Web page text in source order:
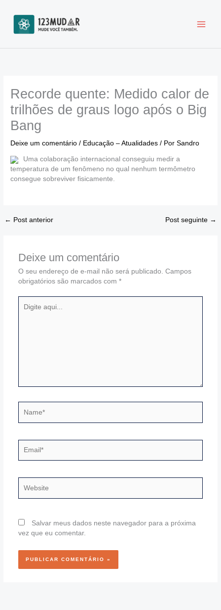
para
conteúdo
Recorde quente: Medido calor de
trilhões de graus logo após o Big
Bang
Deixe um comentário / Educação – Atualidades / PorSandro
Uma colaboração internacional conseguiu medir a
temperatura de um fenômeno no qual nenhum termômetro
consegue sobreviver fisicamente.
← Post anterior Post seguinte →
Deixe um comentário
O seu endereço de e-mail não será publicado. Campos
obrigatórios são marcados com *
aqui...
Salvar meus dados neste navegador para a próxima
vez que eu comentar.